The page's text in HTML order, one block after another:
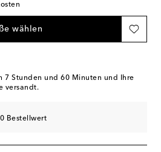
wählen
7 Stunden und 60 Minuten und Ihre
versandt.
Bestellwert